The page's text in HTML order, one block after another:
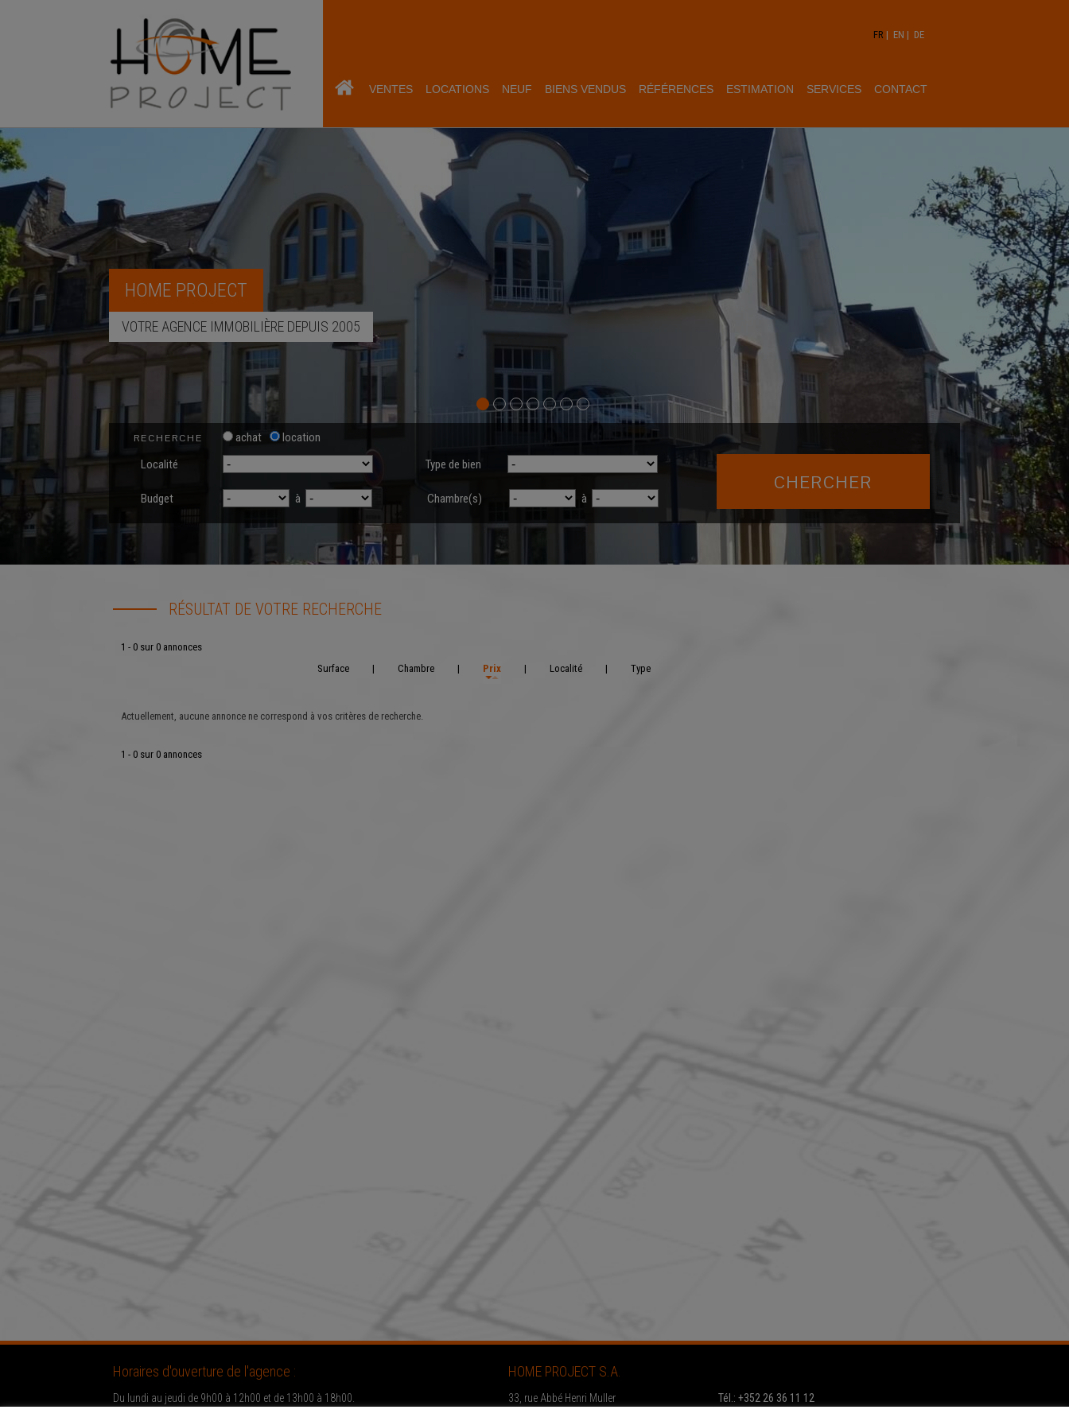
FR | EN | DE
VENTES LOCATIONS NEUF BIENS VENDUS RÉFÉRENCES ESTIMATION SERVICES CONTACT
HOME PROJECT
VOTRE AGENCE IMMOBILIÈRE DEPUIS 2005
RECHERCHE achat
location
Localité
Type de bien
Budget à Chambre(s) à
RÉSULTAT DE VOTRE RECHERCHE
1 - 0 sur 0 annonces
Surface
| Chambre | Prix | Localité | Type
Actuellement, aucune annonce ne correspond à vos critères de recherche.
1 - 0 sur 0 annonces
Horaires d'ouverture de l'agence :
Du lundi au jeudi de 9h00 à 12h00 et de 13h00 à 18h00.
HOME PROJECT S.A.
33, rue Abbé Henri Muller
Tél.: +352 26 36 11 12